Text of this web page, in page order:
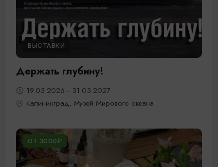
ВЫСТАВКИ
Держать глубину!
19.03.2026 - 31.03.2027
Калининград, Музей Мирового океана
ОТ 3000₽